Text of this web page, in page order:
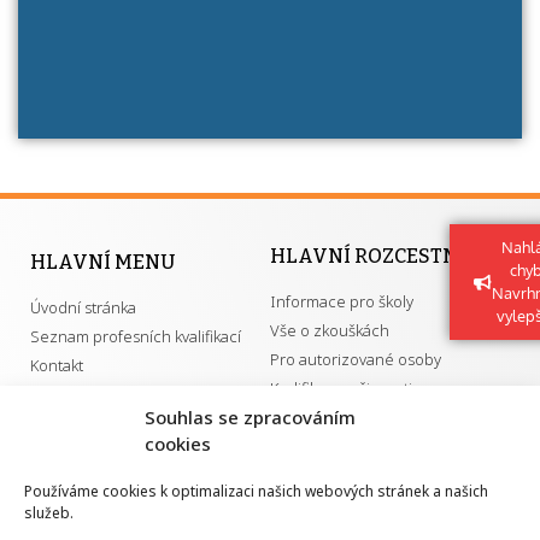
Souhlas se zpracováním
cookies
Používáme cookies k optimalizaci našich webových stránek a našich
služeb.
HLAVNÍ MENU
Úvodní stránka
Seznam profesních kvalifikací
Kontakt
HLAVNÍ ROZCESTNÍK
Informace pro školy
Vše o zkouškách
Pro autorizované osoby
Kvalifikace a živnosti
GDPR